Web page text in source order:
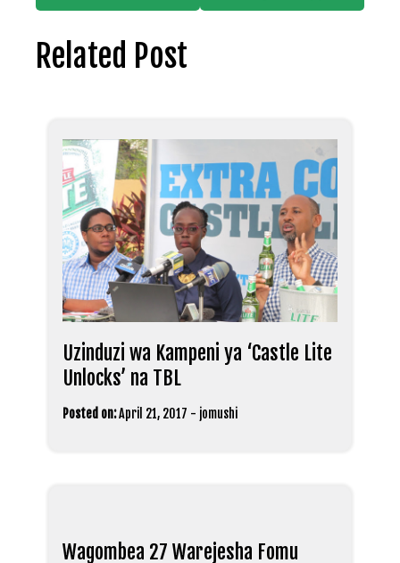
Related Post
Uzinduzi wa Kampeni ya ‘Castle Lite
Unlocks’ na TBL
Posted on:April 21, 2017 - jomushi
Wagombea 27 Warejesha Fomu